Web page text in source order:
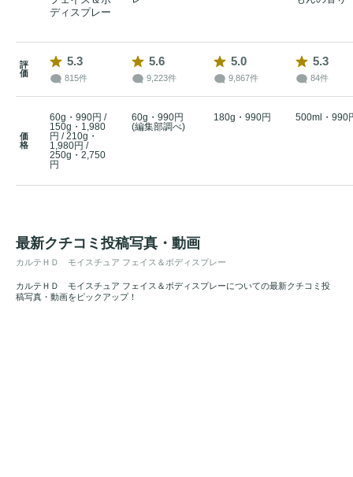
ディスプレー
評
価
5.3
815件
5.6
9,223件
5.0
9,867件
5.3
84件
価
格
60g・990円 /
150g・1,980
円 / 210g・
1,980円 /
250g・2,750
円
60g・990円
(編集部調べ)
180g・990円 500ml・990
最新クチコミ投稿写真・動画
カルテＨＤ モイスチュア フェイス＆ボディスプレー
カルテＨＤ モイスチュア フェイス＆ボディスプレーについての最新クチコミ投
稿写真・動画をピックアップ！